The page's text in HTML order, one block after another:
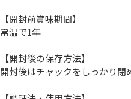
【開封前賞味期間】
常温で1年
【開封後の保存方法】
開封後はチャックをしっかり閉